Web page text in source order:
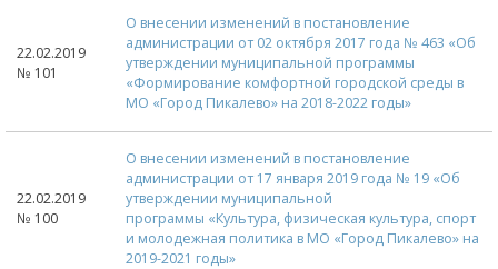
22.02.2019
№ 101
О внесении изменений в постановление
администрации от 02 октября 2017 года № 463 «Об
утверждении муниципальной программы
«Формирование комфортной городской среды в
МО «Город Пикалево» на 2018-2022 годы»
22.02.2019
№ 100
О внесении изменений в постановление
администрации от 17 января 2019 года № 19 «Об
утверждении муниципальной
программы «Культура, физическая культура, спорт
и молодежная политика в МО «Город Пикалево» на
2019-2021 годы»